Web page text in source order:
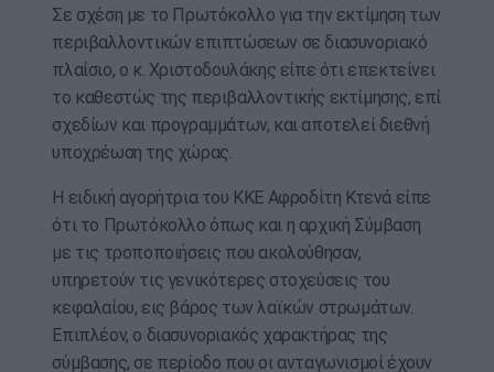
Σε σχέση με το Πρωτόκολλο για την εκτίμηση των
περιβαλλοντικών επιπτώσεων σε διασυνοριακό
πλαίσιο, ο κ. Χριστοδουλάκης είπε ότι επεκτείνει
το καθεστώς της περιβαλλοντικής εκτίμησης, επί
σχεδίων και προγραμμάτων, και αποτελεί διεθνή
υποχρέωση της χώρας.
Η ειδική αγορήτρια του ΚΚΕ Αφροδίτη Κτενά είπε
ότι το Πρωτόκολλο όπως και η αρχική Σύμβαση
με τις τροποποιήσεις που ακολούθησαν,
υπηρετούν τις γενικότερες στοχεύσεις του
κεφαλαίου, εις βάρος των λαϊκών στρωμάτων.
Επιπλέον, ο διασυνοριακός χαρακτήρας της
σύμβασης, σε περίοδο που οι ανταγωνισμοί έχουν